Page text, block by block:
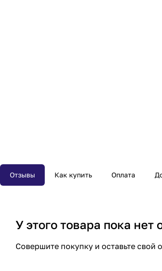
Отзывы Как купить Оплата
У этого товара пока
Совершите покупку и оставьте свой